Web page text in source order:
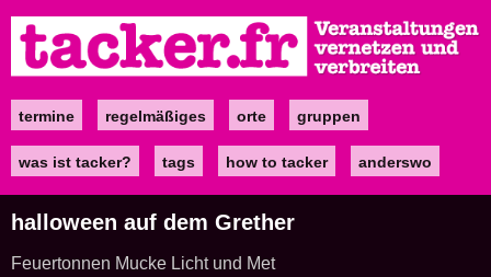
zum
Inhalt
Maintermine regelmäßiges orte gruppen
was ist tacker? tags how to tacker anderswo
halloween auf dem Grether
Feuertonnen Mucke Licht und Met